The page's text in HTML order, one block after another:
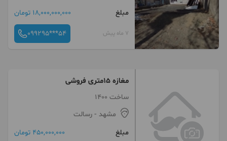
مبلغ
18,000,000,000 تومان
7 ماه پیش 099295***54
مغازه ۱۵متری فروشی
ساخت 1400
مشهد - رسالت
مبلغ
450,000,000 تومان